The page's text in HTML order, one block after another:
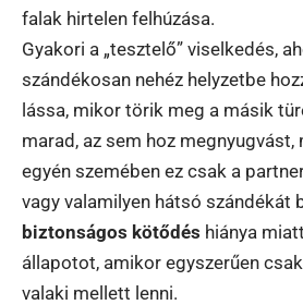
falak hirtelen felhúzása.
Gyakori a „tesztelő” viselkedés,
szándékosan nehéz helyzetbe
lássa, mikor törik meg a másik
marad, az sem hoz megnyugvást,
egyén szemében ez csak a
vagy valamilyen hátsó szándékát
biztonságos kötődés hiánya
állapotot, amikor egyszerűen
valaki mellett lenni.